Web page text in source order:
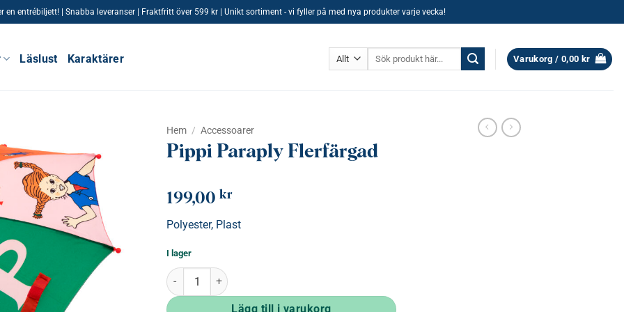
en entrébiljett! | Snabba leveranser | Fraktfritt över 599 kr | Unikt sortiment - vi fyller på med nya produkter varje vecka!
Läslust Karaktärer Varukorg / 0,00 kr
Hem / Accessoarer
Pippi Paraply Flerfärgad
199,00 kr
Polyester, Plast
I lager
Pippi Paraply Flerfärgad mängd
Lägg till i varukorg